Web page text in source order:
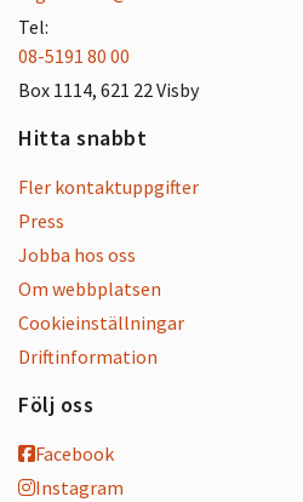
Tel:
08-5191 80 00
Box 1114, 621 22 Visby
Hitta snabbt
Fler kontaktuppgifter
Press
Jobba hos oss
Om webbplatsen
Cookieinställningar
Driftinformation
Följ oss
Facebook
Instagram